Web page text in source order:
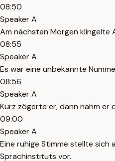
08:50
Speaker A
Am nächsten Morgen klingelte
08:55
Speaker A
Es war eine unbekannte
08:56
Speaker A
Kurz zögerte er, dann nahm er
09:00
Speaker A
Eine ruhige Stimme stellte sich
Sprachinstituts vor.